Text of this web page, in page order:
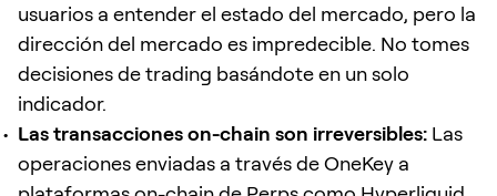
usuarios a entender el estado del mercado, pero la
dirección del mercado es impredecible. No tomes
decisiones de trading basándote en un solo
indicador.
Las transacciones on-chain son irreversibles: Las
operaciones enviadas a través de OneKey a